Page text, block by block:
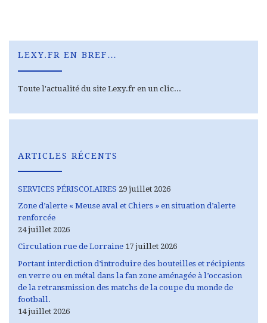
LEXY.FR EN BREF…
Toute l'actualité du site Lexy.fr en un clic...
ARTICLES RÉCENTS
SERVICES PÉRISCOLAIRES 29 juillet 2026
Zone d’alerte « Meuse aval et Chiers » en situation d’alerte
renforcée
24 juillet 2026
Circulation rue de Lorraine 17 juillet 2026
Portant interdiction d’introduire des bouteilles et récipients
en verre ou en métal dans la fan zone aménagée à l’occasion
de la retransmission des matchs de la coupe du monde de
football.
14 juillet 2026